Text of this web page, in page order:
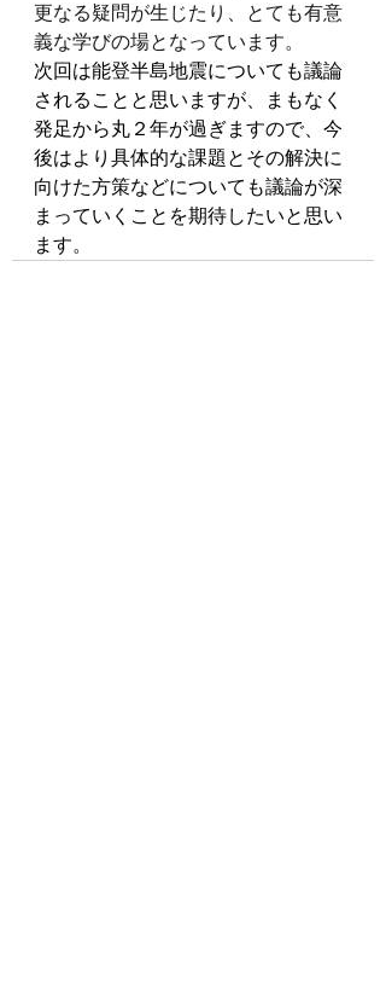
更なる疑問が生じたり、とても有意
義な学びの場となっています。
次回は能登半島地震についても議論
されることと思いますが、まもなく
発足から丸２年が過ぎますので、今
後はより具体的な課題とその解決に
向けた方策などについても議論が深
まっていくことを期待したいと思い
ます。